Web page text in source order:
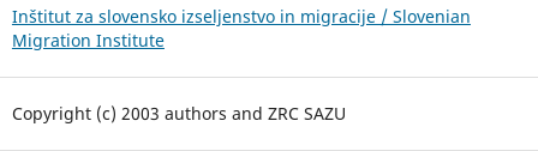
Inštitut za slovensko izseljenstvo in migracije / Slovenian
Migration Institute
Copyright (c) 2003 authors and ZRC SAZU